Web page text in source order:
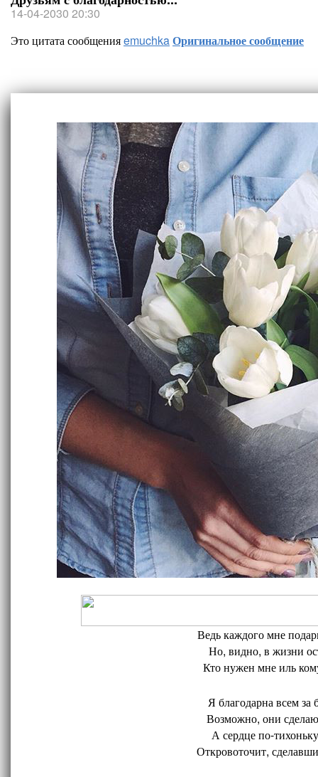
14-04-2030 20:30
Это цитата сообщенияemuchkaОригинальное сообщение
Ведь каждого мне
Но, видно, в жизни
Кто нужен мне иль
Я благодарна всем за
Возможно, они
А сердце по-
Откровоточит,